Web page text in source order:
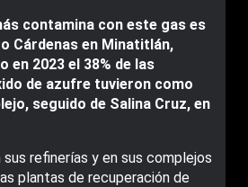
contamina con este gas es
Cárdenas en Minatitlán,
en 2023 el 38% de las
de azufre tuvieron como
seguido de Salina Cruz, en
refinerías y en sus complejos
plantas de recuperación de